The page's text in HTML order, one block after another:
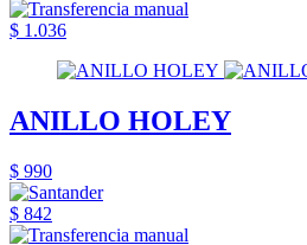
$ 1.036
ANILLO HOLEY
$ 990
$ 842